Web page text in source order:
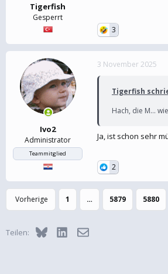
Tigerfish
Gesperrt
3
Ivo2
Administrator
Teammitglied
3 November 2025
Tigerfish
Hach, die M…
Ja, ist schon sehr
2
Vorherige 1 … 5879 5880
Teilen: Bluesky LinkedInE-Mail